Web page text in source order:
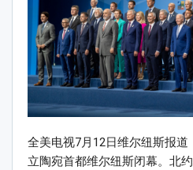
全美电视7月12日维尔纽斯报
立陶宛首都维尔纽斯闭幕。北